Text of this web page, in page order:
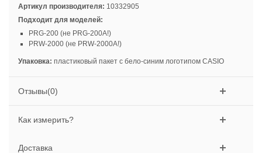
Артикул производителя: 10332905
Подходит для моделей:
PRG-200 (не PRG-200A!)
PRW-2000 (не PRW-2000A!)
Упаковка: пластиковый пакет с бело-синим логотипом CASIO
Отзывы(0)
Как измерить?
Доставка